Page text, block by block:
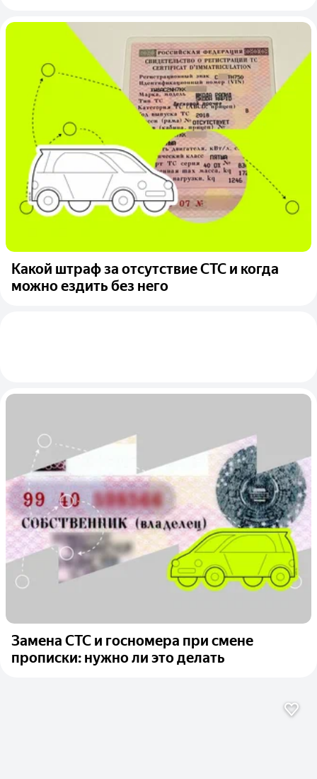
Какой штраф за отсутствие СТС и когда
можно ездить без него
Замена СТС и госномера при смене
прописки: нужно ли это делать